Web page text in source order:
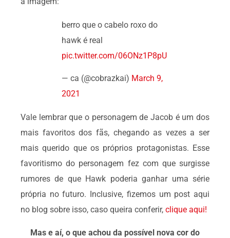
berro que o cabelo roxo do
hawk é real
pic.twitter.com/06ONz1P8pU
— ca (@cobrazkai) March 9,
2021
Vale lembrar que o personagem de Jacob é um dos
mais favoritos dos fãs, chegando as vezes a ser
mais querido que os próprios protagonistas. Esse
favoritismo do personagem fez com que surgisse
rumores de que Hawk poderia ganhar uma série
própria no futuro. Inclusive, fizemos um post aqui
no blog sobre isso, caso queira conferir, clique aqui!
Mas e aí, o que achou da possível nova cor do